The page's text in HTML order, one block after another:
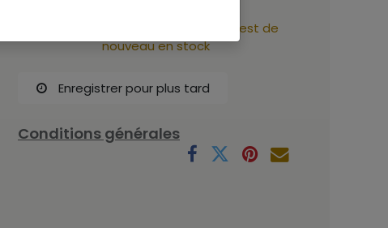
Soyez averti lorsque le produit est de
nouveau en stock
Enregistrer pour plus tard
Conditions générales